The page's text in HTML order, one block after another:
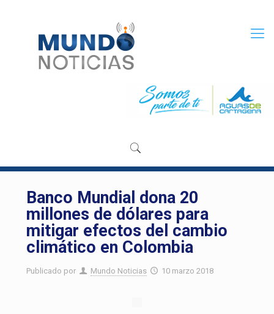
Banco Mundial dona 20
millones de dólares para
mitigar efectos del cambio
climático en Colombia
Publicado por Mundo Noticias 10 marzo 2018